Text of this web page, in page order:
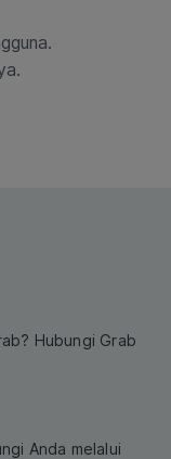
Hubungi Grab
Anda melalui